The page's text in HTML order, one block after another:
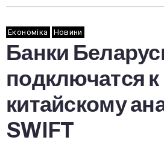
Економіка Новини
Банки
подключатся к
китайскому
SWIFT